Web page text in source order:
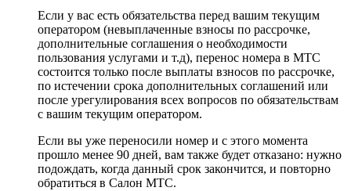
Если у вас есть обязательства перед вашим текущим
оператором (невыплаченные взносы по рассрочке,
дополнительные соглашения о необходимости
пользования услугами и т.д), перенос номера в МТС
состоится только после выплаты взносов по рассрочке,
по истечении срока дополнительных соглашений или
после урегулирования всех вопросов по обязательствам
с вашим текущим оператором.
Если вы уже переносили номер и с этого момента
прошло менее 90 дней, вам также будет отказано: нужно
подождать, когда данный срок закончится, и повторно
обратиться в Салон МТС.